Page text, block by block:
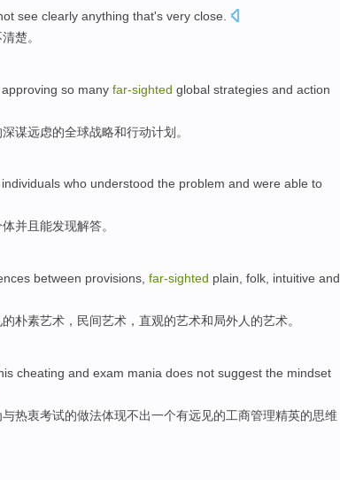
see clearly anything that's very close
清楚。
approving so many far-sighted global strategies and action
深谋远虑的全球战略和行动计划。
individuals who understood the problem and were able to
体并且 能发现解答。
between provisions far-sighted plain folk intuitive and
的朴素艺术 ， 民间艺术， 直观的艺术和局外人 的艺术。
cheating and exam mania does not suggest the mindset
与热衷考试的做法体现不出一个有远见的工商管理精英的思维